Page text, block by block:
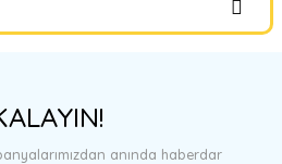
Yorum Yaz
ederiz.
anında haberdar